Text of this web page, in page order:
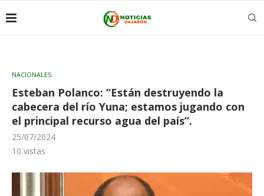
NACIONALES
Esteban Polanco: “Están destruyendo la
cabecera del río Yuna; estamos jugando con
el principal recurso agua del país”.
25/07/2024
10 vistas